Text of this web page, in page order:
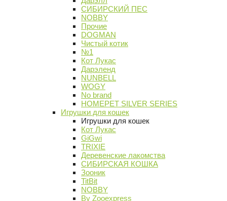
СИБИРСКИЙ ПЕС
NOBBY
Прочие
DOGMAN
Чистый котик
№1
Кот Лукас
Дарэленд
NUNBELL
WOGY
No brand
HOMEPET SILVER SERIES
Игрушки для кошек
Игрушки для кошек
Кот Лукас
GiGwi
TRIXIE
Деревенские лакомства
СИБИРСКАЯ КОШКА
Зооник
TitBit
NOBBY
By Zooexpress